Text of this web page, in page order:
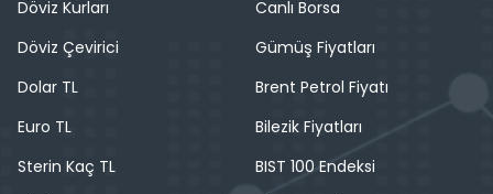
Döviz Kurları
Döviz Çevirici
Dolar TL
Euro TL
Sterin Kaç TL
Canlı Borsa
Gümüş Fiyatları
Brent Petrol Fiyatı
Bilezik Fiyatları
BIST 100 Endeksi